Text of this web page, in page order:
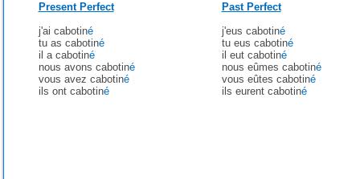
Present Perfect
j'ai cabotiné
tu as cabotiné
il a cabotiné
nous avons cabotiné
vous avez cabotiné
ils ont cabotiné
Past Perfect
j'eus cabotiné
tu eus cabotiné
il eut cabotiné
nous eûmes cabotiné
vous eûtes cabotiné
ils eurent cabotiné